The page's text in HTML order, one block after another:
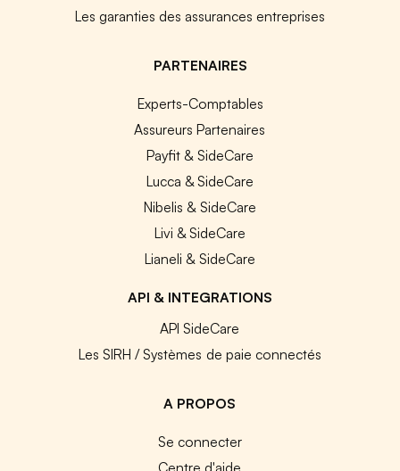
Les garanties des assurances entreprises
PARTENAIRES
Experts-Comptables
Assureurs Partenaires
Payfit & SideCare
Lucca & SideCare
Nibelis & SideCare
Livi & SideCare
Lianeli & SideCare
API & INTEGRATIONS
API SideCare
Les SIRH / Systèmes de paie connectés
A PROPOS
Se connecter
Centre d'aide